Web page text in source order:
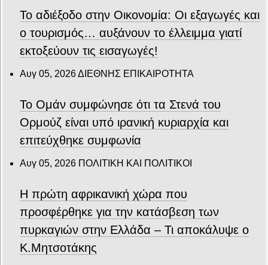
Το αδιέξοδο στην Οικονομία: Οι εξαγωγές και
ο τουρισμός… αυξάνουν το έλλειμμα γιατί
εκτοξεύουν τις εισαγωγές!
Αυγ 05, 2026ΔΙΕΘΝΗΣ ΕΠΙΚΑΙΡΟΤΗΤΑ
Το Ομάν συμφώνησε ότι τα Στενά του
Ορμούζ είναι υπό ιρανική κυριαρχία και
επιτεύχθηκε συμφωνία
Αυγ 05, 2026 ΠΟΛΙΤΙΚΗ ΚΑΙ ΠΟΛΙΤΙΚΟΙ
Η πρώτη αφρικανική χώρα που
προσφέρθηκε για την κατάσβεση των
πυρκαγιών στην Ελλάδα – Τι αποκάλυψε ο
Κ.Μητσοτάκης